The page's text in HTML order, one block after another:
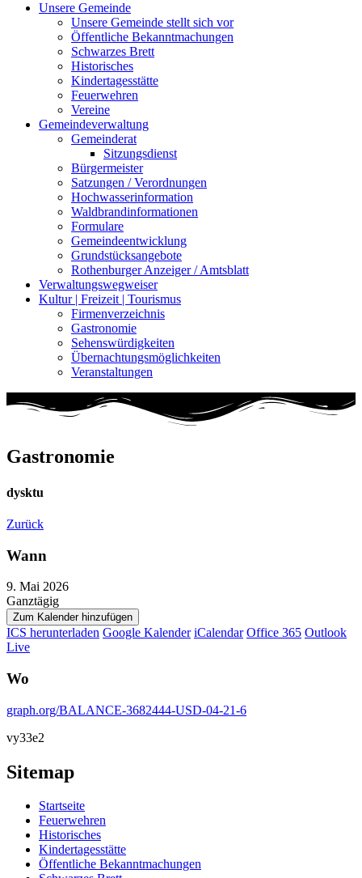
Unsere Gemeinde
Unsere Gemeinde stellt sich vor
Öffentliche Bekanntmachungen
Schwarzes Brett
Historisches
Kindertagesstätte
Feuerwehren
Vereine
Gemeindeverwaltung
Gemeinderat
Sitzungsdienst
Bürgermeister
Satzungen / Verordnungen
Hochwasserinformation
Waldbrandinformationen
Formulare
Gemeindeentwicklung
Grundstücksangebote
Rothenburger Anzeiger / Amtsblatt
Verwaltungswegweiser
Kultur | Freizeit | Tourismus
Firmenverzeichnis
Gastronomie
Sehenswürdigkeiten
Übernachtungsmöglichkeiten
Veranstaltungen
Gastronomie
dysktu
Zurück
Wann
9. Mai 2026
Ganztägig
Zum Kalender hinzufügen
ICS herunterladen Google Kalender iCalendar Office 365 Outlook
Live
Wo
graph.org/BALANCE-3682444-USD-04-21-6
vy33e2
Sitemap
Startseite
Feuerwehren
Historisches
Kindertagesstätte
Öffentliche Bekanntmachungen